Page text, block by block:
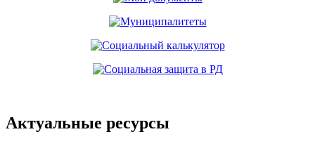
Актуальные ресурсы